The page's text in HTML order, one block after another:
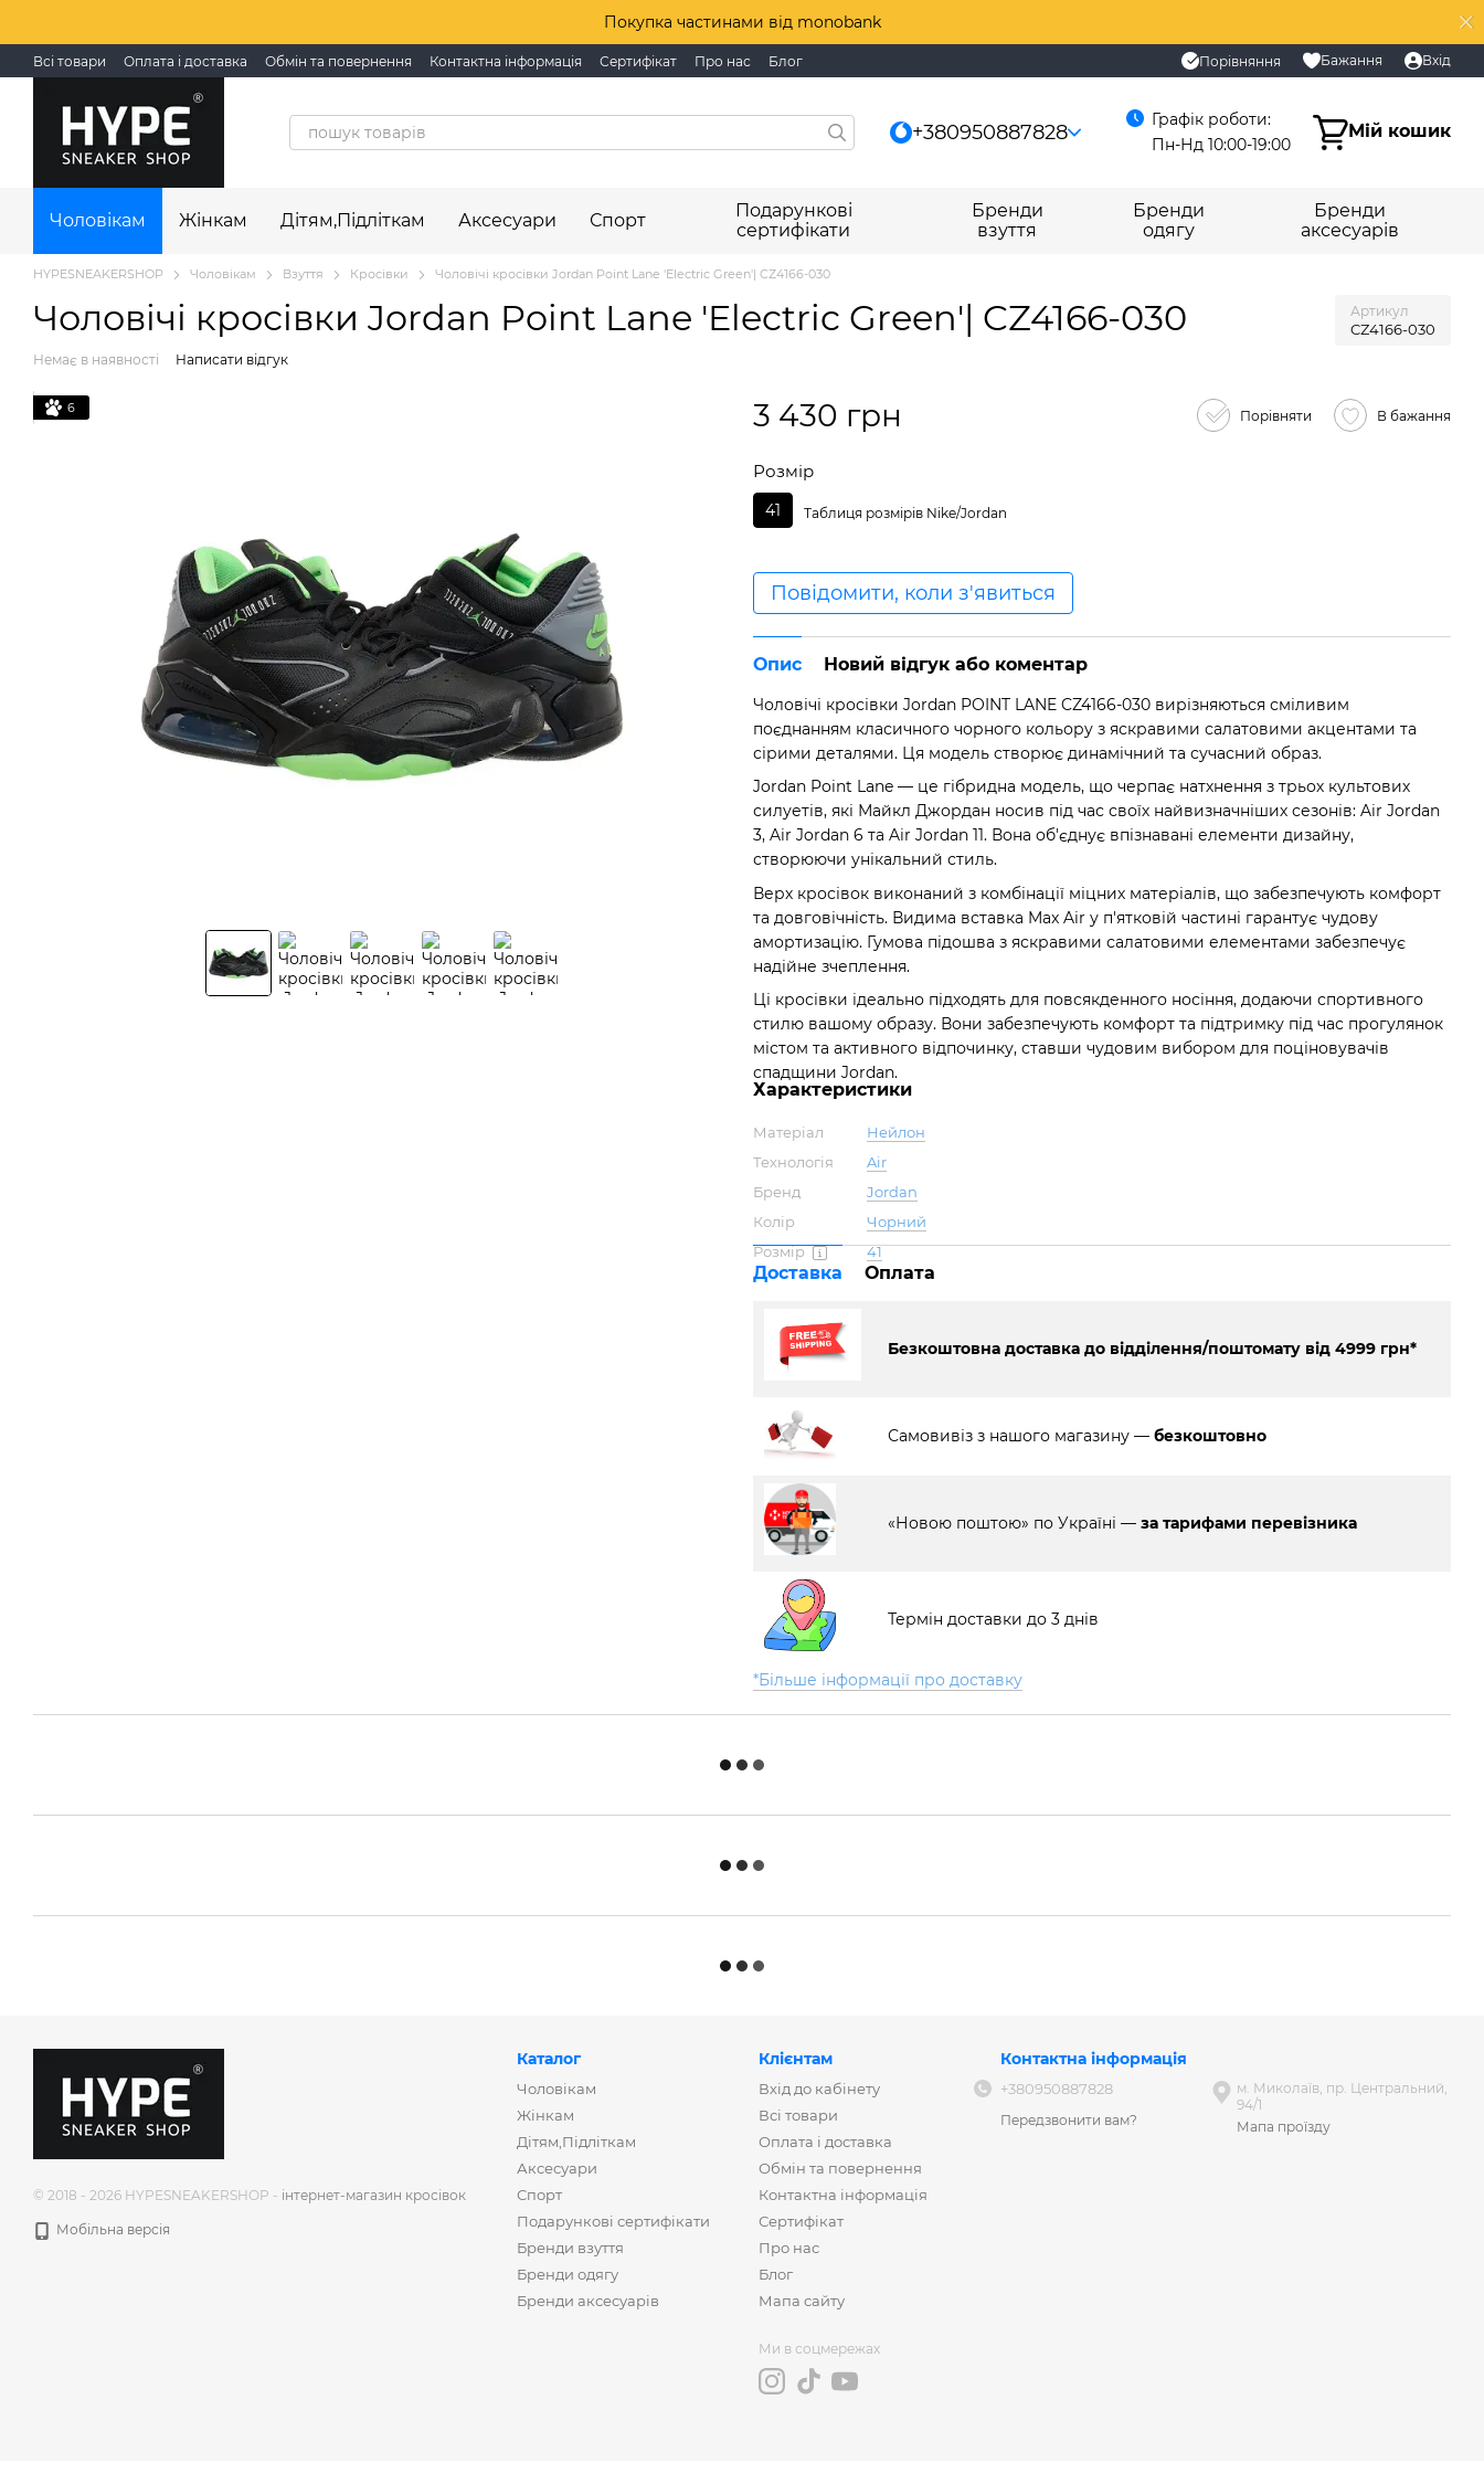
Покупка частинами від monobank
Всі товари Оплата і доставка Обмін та повернення Контактна інформація Сертифікат Про нас Блог Порівняння Бажання Вхід
+380950887828
Графік роботи:
Пн-Нд 10:00-19:00
Мій кошик
Чоловікам Жінкам Дітям,Підліткам Аксесуари Спорт
Подарункові
сертифікати
Бренди
взуття
Бренди
одягу
Бренди
аксесуарів
HYPESNEAKERSHOP Чоловікам Взуття Кросівки Чоловічі кросівки Jordan Point Lane 'Electric Green'| CZ4166-030
Чоловічі кросівки Jordan Point Lane 'Electric Green'| CZ4166-030 Артикул
CZ4166-030
Немає в наявності Написати відгук
6 3 430 грн Порівняти В бажання
Розмір
41 Таблиця розмірів Nike/Jordan
Повідомити, коли з'явиться
Опис Новий відгук або коментар
Чоловічі кросівки Jordan POINT LANE CZ4166-030 вирізняються сміливим
поєднанням класичного чорного кольору з яскравими салатовими акцентами та
сірими деталями. Ця модель створює динамічний та сучасний образ.
Jordan Point Lane — це гібридна модель, що черпає натхнення з трьох культових
силуетів, які Майкл Джордан носив під час своїх найвизначніших сезонів: Air Jordan
3, Air Jordan 6 та Air Jordan 11. Вона об'єднує впізнавані елементи дизайну,
створюючи унікальний стиль.
Верх кросівок виконаний з комбінації міцних матеріалів, що забезпечують комфорт
та довговічність. Видима вставка Max Air у п'ятковій частині гарантує чудову
амортизацію. Гумова підошва з яскравими салатовими елементами забезпечує
надійне зчеплення.
Ці кросівки ідеально підходять для повсякденного носіння, додаючи спортивного
стилю вашому образу. Вони забезпечують комфорт та підтримку під час прогулянок
містом та активного відпочинку, ставши чудовим вибором для поціновувачів
спадщини Jordan.
Характеристики
Матеріал
Нейлон
Технологія
Air
Бренд
Jordan
Колір
Чорний
Розмір
41
Доставка Оплата
Безкоштовна доставка до відділення/поштомату від 4999 грн*
Самовивіз з нашого магазину — безкоштовно
«Новою поштою» по Україні — за тарифами перевізника
Термін доставки до 3 днів
*Більше інформації про доставку
© 2018 - 2026 HYPESNEAKERSHOP - інтернет-магазин кросівок
Мобільна версія
Каталог
Чоловікам
Жінкам
Дітям,Підліткам
Аксесуари
Спорт
Подарункові сертифікати
Бренди взуття
Бренди одягу
Бренди аксесуарів
Клієнтам
Вхід до кабінету
Всі товари
Оплата і доставка
Обмін та повернення
Контактна інформація
Сертифікат
Про нас
Блог
Мапа сайту
Ми в соцмережах
Контактна інформація
+380950887828
Передзвонити вам?
м. Миколаїв, пр. Центральний,
94/1
Мапа проїзду